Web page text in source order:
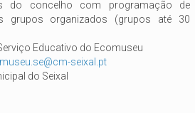
do concelho com programação de
grupos organizados (grupos até 30
Educativo do Ecomuseu
seixal.pt
do Seixal